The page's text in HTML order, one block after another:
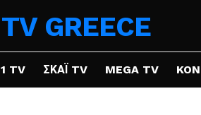
GREECE
TV ΣΚΑΪ TV MEGA TV